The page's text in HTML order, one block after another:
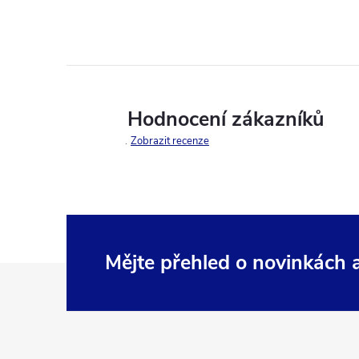
Hodnocení zákazníků
Zobrazit recenze
Mějte přehled o novinkách